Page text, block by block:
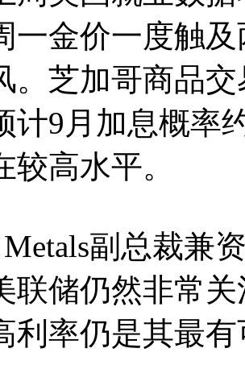
一金价一度触
。芝加哥商品交
计9月加息概率
较高水平。
Metals副总裁兼
联储仍然非常
利率仍是其最